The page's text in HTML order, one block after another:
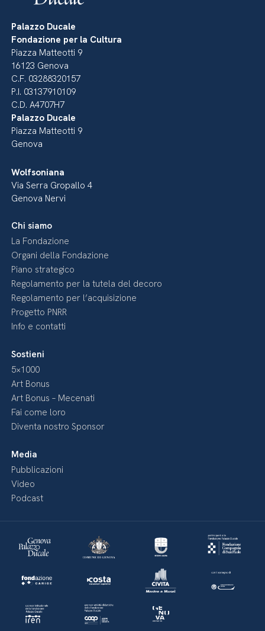
Palazzo Ducale
Fondazione per la Cultura
Piazza Matteotti 9
16123 Genova
C.F. 03288320157
P.I. 03137910109
C.D. A4707H7
Palazzo Ducale
Piazza Matteotti 9
Genova
Wolfsoniana
Via Serra Gropallo 4
Genova Nervi
Chi siamo
La Fondazione
Organi della Fondazione
Piano strategico
Regolamento per la tutela del decoro
Regolamento per l’acquisizione
Progetto PNRR
Info e contatti
Sostieni
5×1000
Art Bonus
Art Bonus – Mecenati
Fai come loro
Diventa nostro Sponsor
Media
Pubblicazioni
Video
Podcast